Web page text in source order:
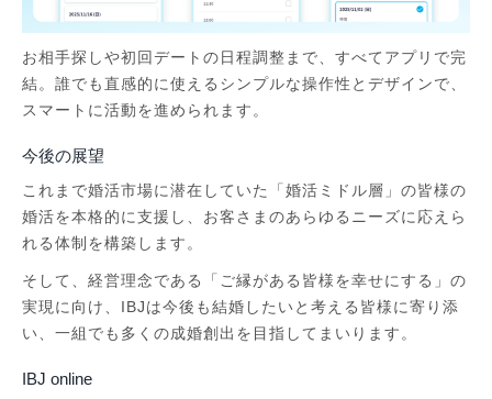
お相手探しや初回デートの日程調整まで、すべてアプリで完
結。誰でも直感的に使えるシンプルな操作性とデザインで、
スマートに活動を進められます。
今後の展望
これまで婚活市場に潜在していた「婚活ミドル層」の皆様の
婚活を本格的に支援し、お客さまのあらゆるニーズに応えら
れる体制を構築します。
そして、経営理念である「ご縁がある皆様を幸せにする」の
実現に向け、IBJは今後も結婚したいと考える皆様に寄り添
い、一組でも多くの成婚創出を目指してまいります。
IBJ online